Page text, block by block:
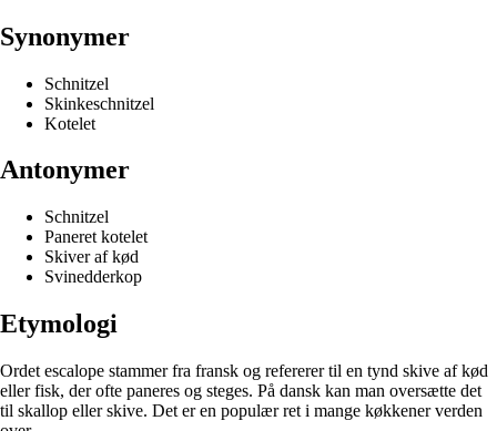
Synonymer
Schnitzel
Skinkeschnitzel
Kotelet
Antonymer
Schnitzel
Paneret kotelet
Skiver af kød
Svinedderkop
Etymologi
Ordet escalope stammer fra fransk og refererer til en tynd skive af kød
eller fisk, der ofte paneres og steges. På dansk kan man oversætte det
til skallop eller skive. Det er en populær ret i mange køkkener verden